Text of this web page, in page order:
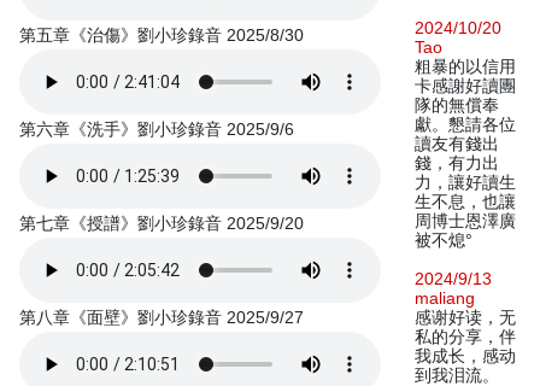
第五章《治傷》劉小珍錄音 2025/8/30
第六章《洗手》劉小珍錄音 2025/9/6
第七章《授譜》劉小珍錄音 2025/9/20
第八章《面壁》劉小珍錄音 2025/9/27
2024/10/20
Tao
粗暴的以信用
卡感謝好讀團
隊的無償奉
獻。懇請各位
讀友有錢出
錢，有力出
力，讓好讀生
生不息，也讓
周博士恩澤廣
被不熄°
2024/9/13
maliang
感谢好读，无
私的分享，伴
我成长，感动
到我泪流。